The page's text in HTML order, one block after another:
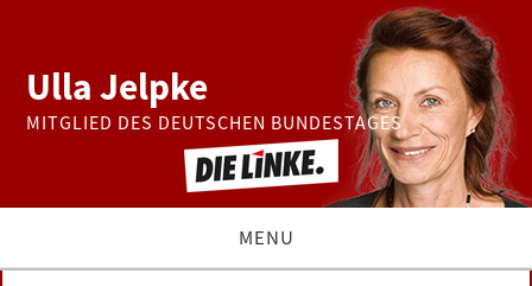
Ulla Jelpke
MITGLIED DES DEUTSCHEN BUNDESTAGES
MENU